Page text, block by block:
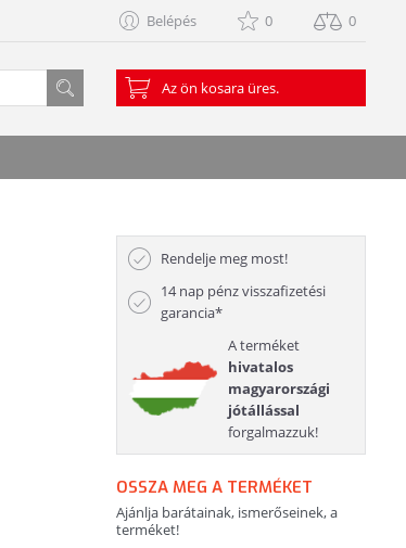
Belépés 0 0
Az ön kosara üres.
Rendelje meg most!
14 nap pénz visszafizetési
garancia*
A terméket
hivatalos
magyarországi
jótállással
forgalmazzuk!
OSSZA MEG A TERMÉKET
Ajánlja barátainak, ismerőseinek, a
terméket!